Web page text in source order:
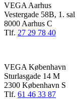
VEGA Aarhus
Vestergade 58B, 1. sal
8000 Aarhus C
Tlf. 27 29 78 40
VEGA København
Sturlasgade 14 M
2300 København S
Tlf. 61 46 33 87